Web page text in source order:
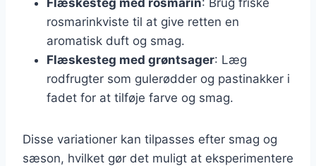
rosmarinkviste til at give retten en
aromatisk duft og smag.
Flæskesteg med grøntsager: Læg
rodfrugter som gulerødder og pastinakker i
fadet for at tilføje farve og smag.
Disse variationer kan tilpasses efter smag og
sæson, hvilket gør det muligt at eksperimentere